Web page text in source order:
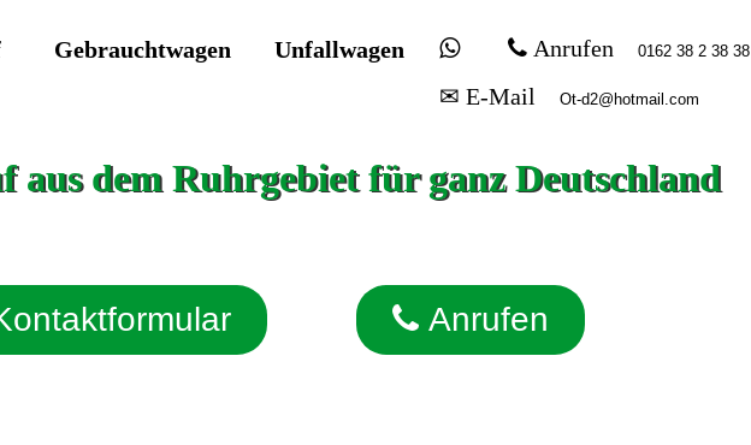
Gebrauchtwagen Unfallwagen
Anrufen
✉ E-Mail
aus dem Ruhrgebiet für ganz Deutschland
Anrufen